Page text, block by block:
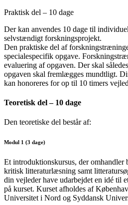
Praktisk del – 10 dage
Der kan anvendes 10 dage til
selvstændigt forskningsprojekt.
Den praktiske del af
specialespecifik opgave.
evaluering af opgaven. Der skal
opgaven skal fremlægges mundtligt.
kan honoreres for op til 10 timers
Teoretisk del – 10 dage
Den teoretiske del består af:
Modul 1 (3 dage)
Et introduktionskursus, der omhandler
kritisk litteraturlæsning samt
din vejleder have udarbejdet en idé til
på kurset. Kurset afholdes af
Universitet i Nord og Syddansk